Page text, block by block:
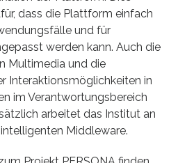
dass die Plattform einfach
und für
werden kann. Auch die
Multimedia und die
Interaktionsmöglichkeiten in
im Verantwortungsbereich
arbeitet das Institut an
Middleware.